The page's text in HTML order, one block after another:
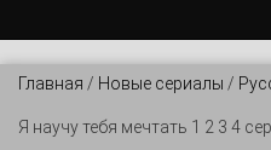
Главная / Новые сериалы /
Я научу тебя мечтать 1 2 3 4